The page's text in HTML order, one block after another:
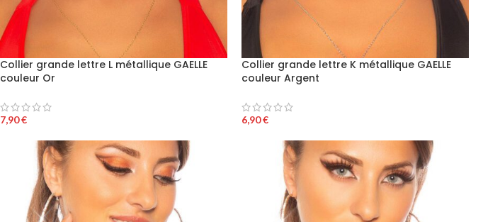
Collier grande lettre L métallique GAELLE
couleur Or
7,90€
Collier grande lettre K métallique GAELLE
couleur Argent
6,90€